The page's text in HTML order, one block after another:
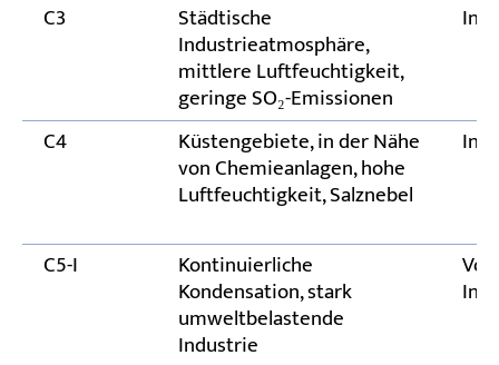
C3 Städtische
Industrieatmosphäre,
mittlere Luftfeuchtigkeit,
geringe SO₂-Emissionen
C4 Küstengebiete, in der Nähe
von Chemieanlagen, hohe
Luftfeuchtigkeit, Salznebel
C5-I Kontinuierliche
Kondensation, stark
umweltbelastende
Industrie